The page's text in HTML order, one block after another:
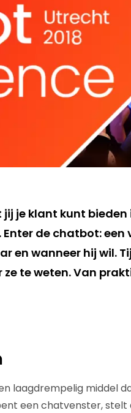
je klant kunt
de chatbot:
en wanneer hij wil.
ze te weten. Van
laagdrempelig middel
een chatvenster,